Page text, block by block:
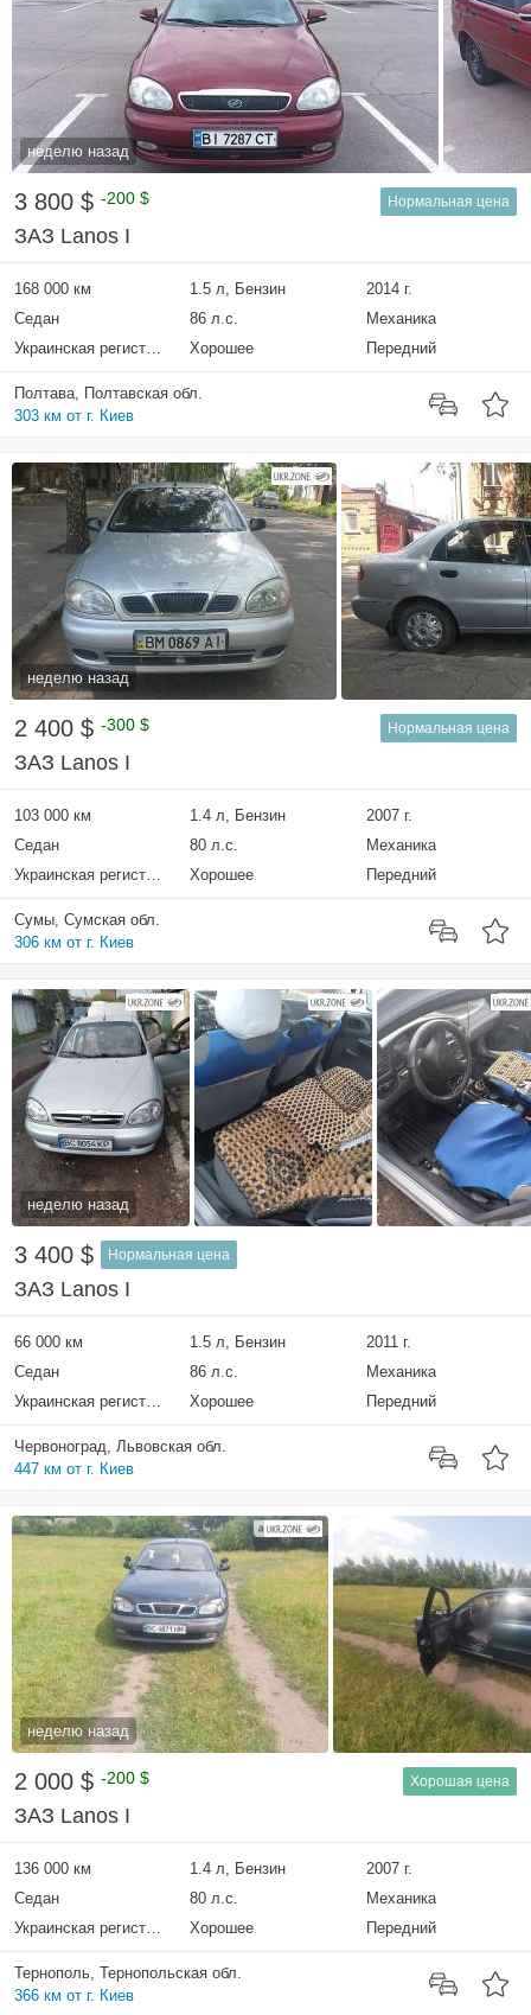
неделю назад
3 800 $ -200 $ Нормальная цена
ЗАЗ Lanos I
168 000 км 1.5 л, Бензин
2014 г.
Седан
86 л.с.
Механика
Украинская регистрация
Хорошее Передний
Полтава, Полтавская обл.
303 км от г. Киев
неделю назад
2 400 $ -300 $ Нормальная цена
ЗАЗ Lanos I
103 000 км 1.4 л, Бензин
2007 г.
Седан
80 л.с.
Механика
Украинская регистрация
Хорошее Передний
Сумы, Сумская обл.
306 км от г. Киев
неделю назад
3 400 $ Нормальная цена
ЗАЗ Lanos I
66 000 км 1.5 л, Бензин
2011 г.
Седан
86 л.с.
Механика
Украинская регистрация
Хорошее Передний
Червоноград, Львовская обл.
447 км от г. Киев
неделю назад
2 000 $ -200 $ Хорошая цена
ЗАЗ Lanos I
136 000 км 1.4 л, Бензин
2007 г.
Седан
80 л.с.
Механика
Украинская регистрация
Хорошее Передний
Тернополь, Тернопольская обл.
366 км от г. Киев